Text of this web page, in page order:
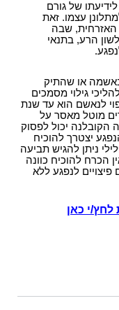
של גורם
עצמו. זאת
האזרחית, שבה
הרע, בתנאי
או שהתיק
גילוי מסמכים
לנאשם הוא עד שנת
מוטל מאסר על
יכול לפסוק
שהנפגע יצטרך להוכיח
ניתן להגיש תביעה
הכרח להוכיח כוונה
לנפגע ללא
לחץ/י כאן